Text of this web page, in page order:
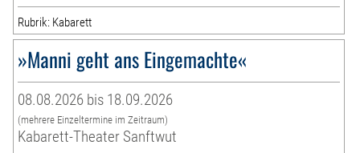
Rubrik: Kabarett
»Manni geht ans Eingemachte«
08.08.2026 bis 18.09.2026
(mehrere Einzeltermine im Zeitraum)
Kabarett-Theater Sanftwut